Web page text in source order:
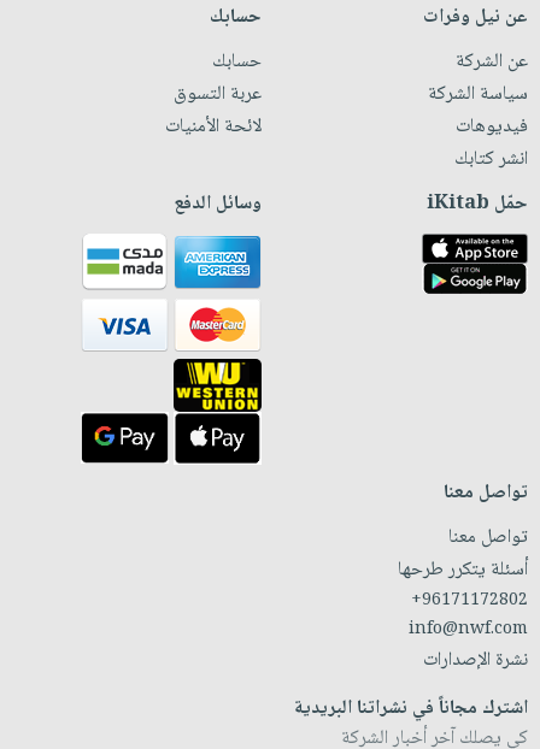
عن نيل وفرات
عن الشركة
سياسة الشركة
فيديوهات
انشر كتابك
حسابك
حسابك
عربة التسوق
لائحة الأمنيات
حمّل iKitab وسائل الدفع
تواصل معنا
تواصل معنا
أسئلة يتكرر طرحها
+96171172802
info@nwf.com
نشرة الإصدارات
اشترك مجاناً في نشراتنا البريدية
كي يصلك آخر أخبار الشركة